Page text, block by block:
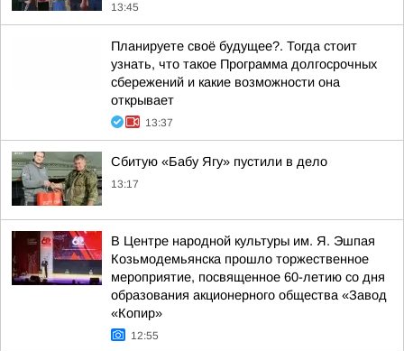
13:45
Планируете своё будущее?. Тогда стоит
узнать, что такое Программа долгосрочных
сбережений и какие возможности она
открывает
13:37
Сбитую «Бабу Ягу» пустили в дело
13:17
В Центре народной культуры им. Я. Эшпая
Козьмодемьянска прошло торжественное
мероприятие, посвященное 60-летию со дня
образования акционерного общества «Завод
«Копир»
12:55